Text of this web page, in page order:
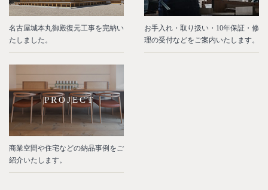
名古屋城本丸御殿復元工事を完納い
たしました。
お手入れ・取り扱い・10年保証・修
理の受付などをご案内いたします。
PROJECT
商業空間や住宅などの納品事例をご
紹介いたします。